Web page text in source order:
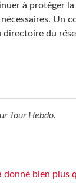
à protéger
Un
du
Tour Hebdo.
donné bien plus